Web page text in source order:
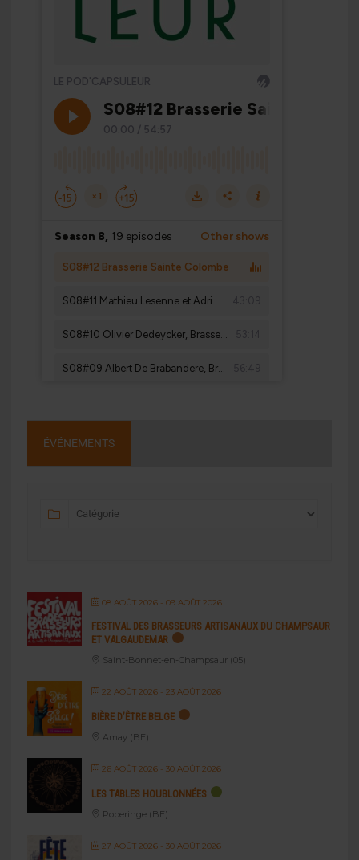
ÉVÉNEMENTS
08 AOÛT 2026- 09 AOÛT 2026
FESTIVAL DES BRASSEURS ARTISANAUX DU CHAMPSAUR
ET VALGAUDEMAR
Saint-Bonnet-en-Champsaur (05)
22 AOÛT 2026- 23 AOÛT 2026
BIÈRE D’ÊTRE BELGE
Amay (BE)
26 AOÛT 2026- 30 AOÛT 2026
LES TABLES HOUBLONNÉES
Poperinge (BE)
27 AOÛT 2026- 30 AOÛT 2026